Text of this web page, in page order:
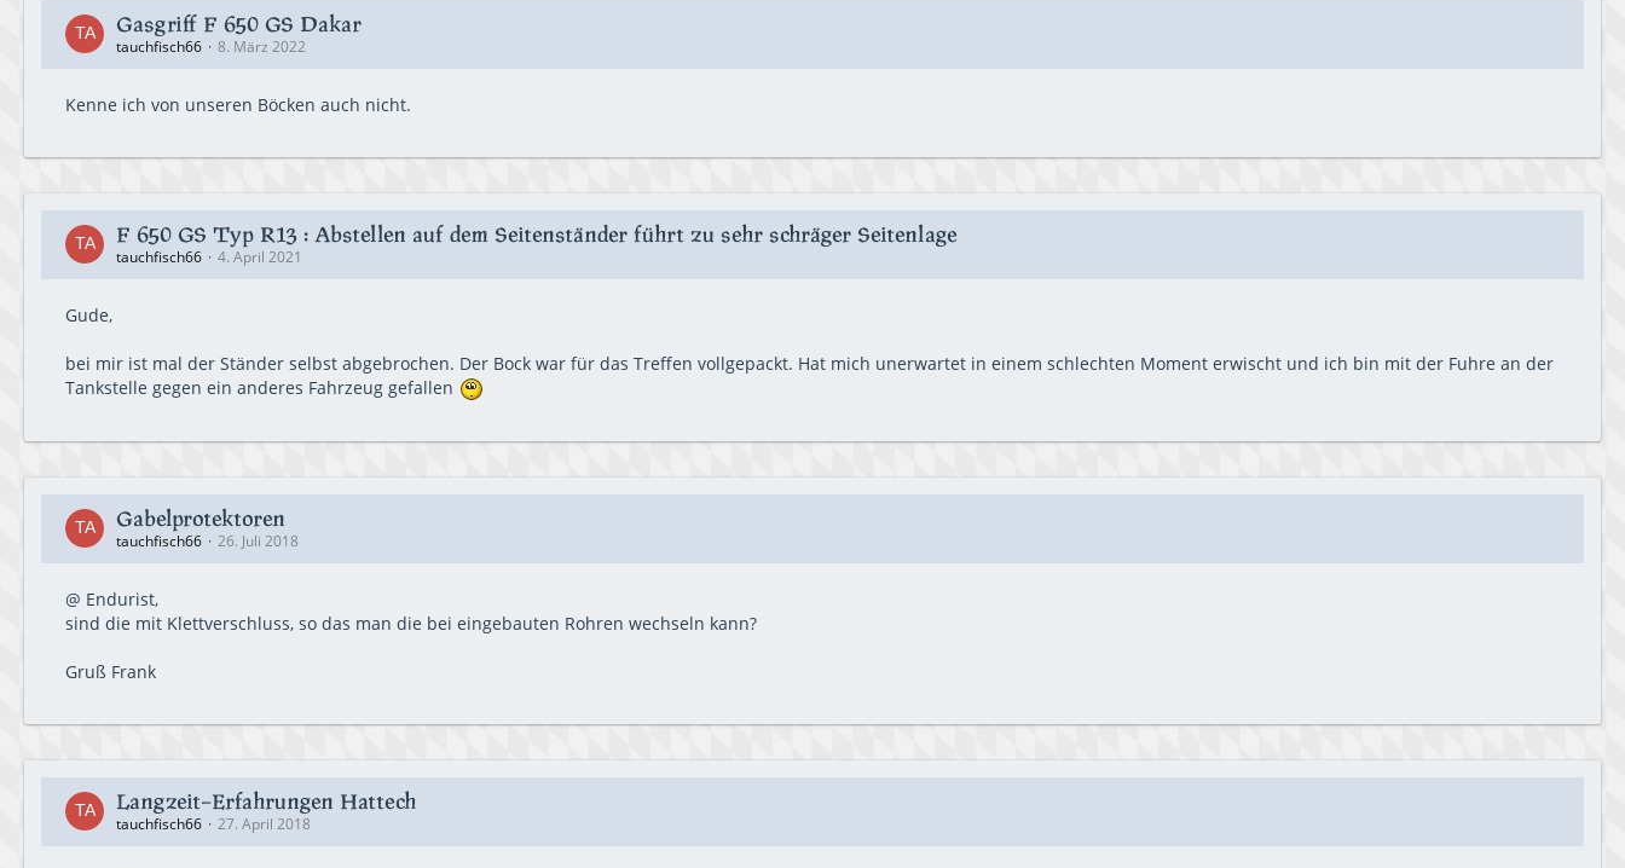
Gasgriff F 650 GS Dakar
tauchfisch66 8. März 2022
Kenne ich von unseren Böcken auch nicht.
F 650 GS Typ R13 : Abstellen auf dem Seitenständer führt zu sehr schräger Seitenlage
tauchfisch66 4. April 2021
Gude,
bei mir ist mal der Ständer selbst abgebrochen. Der Bock war für das Treffen vollgepackt. Hat mich unerwartet in einem schlechten Moment erwischt und ich bin mit der Fuhre an der
Tankstelle gegen ein anderes Fahrzeug gefallen
Gabelprotektoren
tauchfisch66 26. Juli 2018
@ Endurist,
sind die mit Klettverschluss, so das man die bei eingebauten Rohren wechseln kann?
Gruß Frank
Langzeit-Erfahrungen Hattech
tauchfisch66 27. April 2018